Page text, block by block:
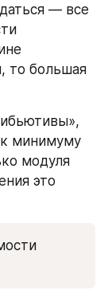
— все
то большая
минимуму
модуля
это